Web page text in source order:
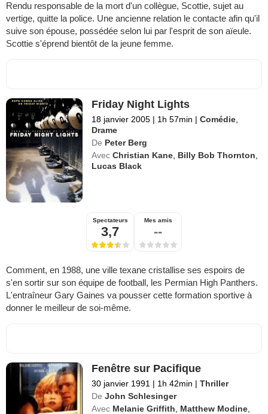
Rendu responsable de la mort d'un collègue, Scottie, sujet au
vertige, quitte la police. Une ancienne relation le contacte afin qu'il
suive son épouse, possédée selon lui par l'esprit de son aïeule.
Scottie s'éprend bientôt de la jeune femme.
Friday Night Lights
18 janvier 2005 | 1h 57min | Comédie,
Drame
De Peter Berg
Avec Christian Kane, Billy Bob Thornton,
Lucas Black
Spectateurs
3,7
Mes amis
--
Comment, en 1988, une ville texane cristallise ses espoirs de
s'en sortir sur son équipe de football, les Permian High Panthers.
L'entraîneur Gary Gaines va pousser cette formation sportive à
donner le meilleur de soi-même.
Fenêtre sur Pacifique
30 janvier 1991 | 1h 42min | Thriller
De John Schlesinger
Avec Melanie Griffith, Matthew Modine,